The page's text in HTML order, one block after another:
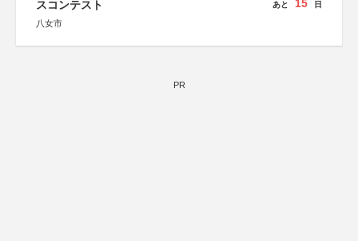
スコンテスト
八女市
あと 15 日
PR